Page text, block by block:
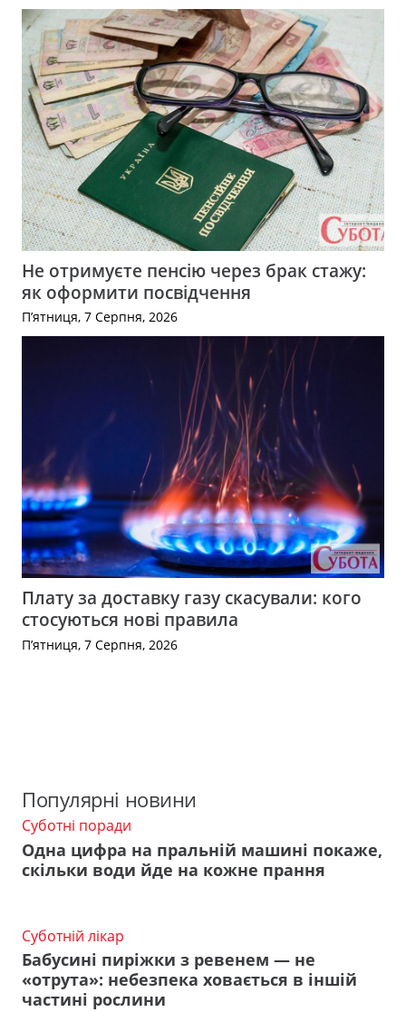
Не отримуєте пенсію через брак стажу:
як оформити посвідчення
П’ятниця, 7 Серпня, 2026
Плату за доставку газу скасували: кого
стосуються нові правила
П’ятниця, 7 Серпня, 2026
Популярні новини
Суботні поради
Одна цифра на пральній машині покаже,
скільки води йде на кожне прання
Суботній лікар
Бабусині пиріжки з ревенем — не
«отрута»: небезпека ховається в іншій
частині рослини